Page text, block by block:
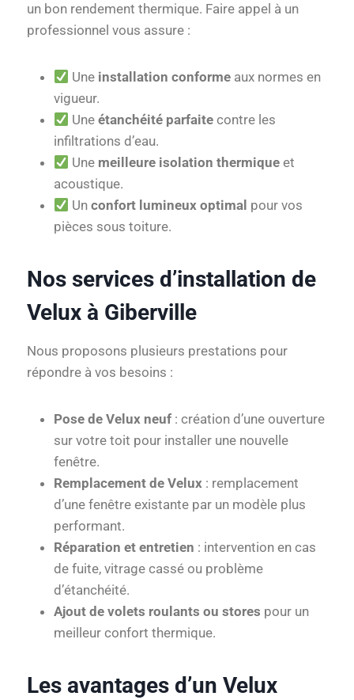
un bon rendement thermique. Faire appel à un
professionnel vous assure :
Une installation conforme aux normes en
vigueur.
Uneétanchéité parfaite contre les
infiltrations d’eau.
Une meilleure isolation thermique et
acoustique.
Unconfort lumineux optimal pour vos
pièces sous toiture.
Nos services d’installation de
Velux à Giberville
Nous proposons plusieurs prestations pour
répondre à vos besoins :
Pose de Velux neuf : création d’une ouverture
sur votre toit pour installer une nouvelle
fenêtre.
Remplacement de Velux : remplacement
d’une fenêtre existante par un modèle plus
performant.
Réparation et entretien : intervention en cas
de fuite, vitrage cassé ou problème
d’étanchéité.
Ajout de volets roulants ou stores pour un
meilleur confort thermique.
Les avantages d’un Velux